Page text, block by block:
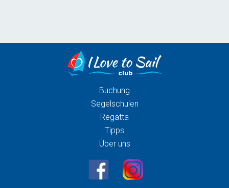
Buchung
Segelschulen
Regatta
Tipps
Über uns